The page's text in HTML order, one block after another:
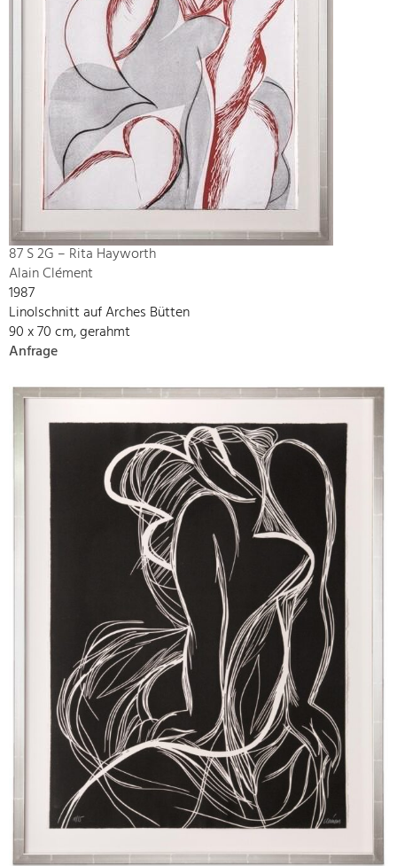
87 S 2G – Rita Hayworth
Alain Clément
1987
Linolschnitt auf Arches Bütten
90 x 70 cm, gerahmt
Anfrage